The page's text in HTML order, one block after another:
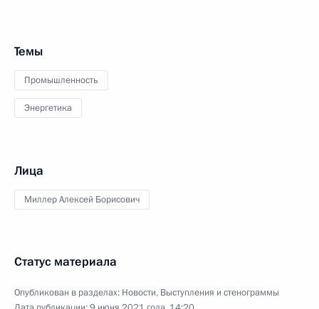
Темы
Промышленность
Энергетика
Лица
Миллер Алексей Борисович
Статус материала
Опубликован в разделах: Новости, Выступления и стенограммы